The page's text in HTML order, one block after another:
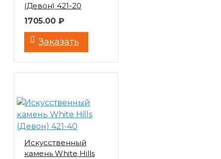
(Девон) 421-20
1705.00 ₽
Заказать
Искусственный
камень White Hills